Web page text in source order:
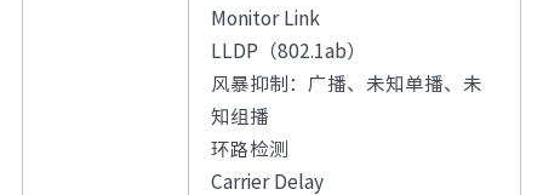
Monitor Link
LLDP（802.1ab）
风暴抑制：广播、未知单播、未
知组播
环路检测
Carrier Delay